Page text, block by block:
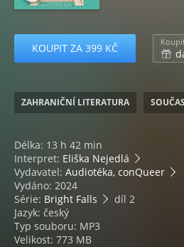
KOUPIT ZA 399 KČ
ZAHRANIČNÍ LITERATURA
Délka: 13 h 42 min
Interpret: Eliška Nejedlá
Vydavatel: Audiotéka, conQueer
Vydáno: 2024
Série: Bright Falls
díl 2
Jazyk: český
Typ souboru: MP3
Velikost: 773 MB